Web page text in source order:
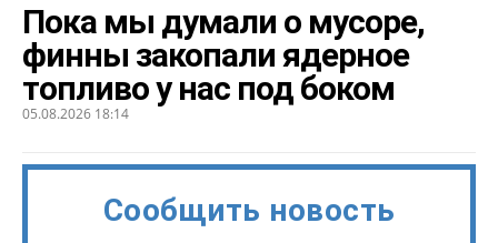
Пока мы думали о мусоре,
финны закопали ядерное
топливо у нас под боком
05.08.2026 18:14
Сообщить новость